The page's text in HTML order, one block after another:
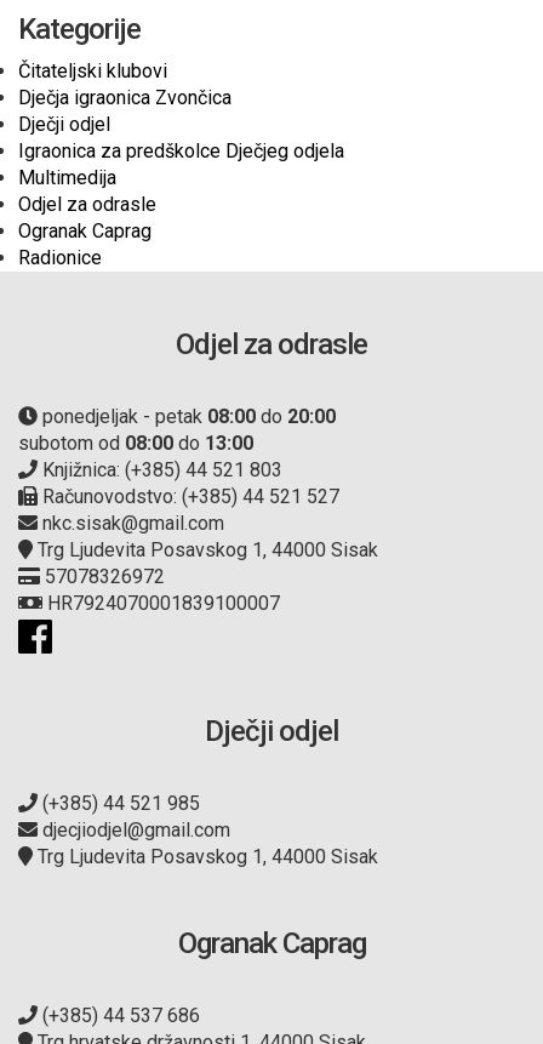
Kategorije
Čitateljski klubovi
Dječja igraonica Zvončica
Dječji odjel
Igraonica za predškolce Dječjeg odjela
Multimedija
Odjel za odrasle
Ogranak Caprag
Radionice
Odjel za odrasle
ponedjeljak - petak 08:00 do 20:00
subotom od 08:00 do 13:00
Knjižnica: (+385) 44 521 803
Računovodstvo: (+385) 44 521 527
nkc.sisak@gmail.com
Trg Ljudevita Posavskog 1, 44000 Sisak
57078326972
HR7924070001839100007
Dječji odjel
(+385) 44 521 985
djecjiodjel@gmail.com
Trg Ljudevita Posavskog 1, 44000 Sisak
Ogranak Caprag
(+385) 44 537 686